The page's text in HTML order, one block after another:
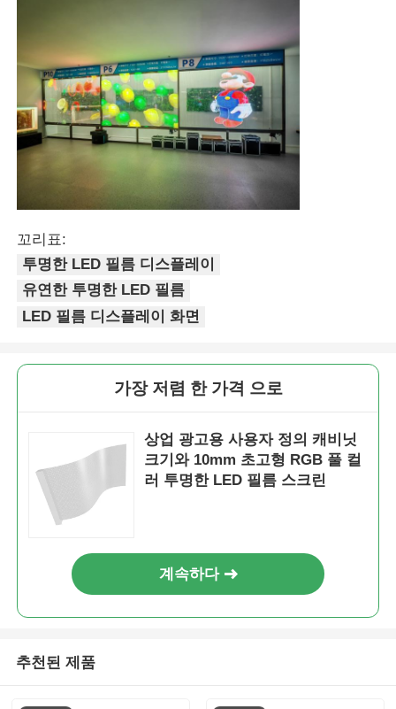
꼬리표:
투명한 LED 필름 디스플레이
유연한 투명한 LED 필름
LED 필름 디스플레이 화면
가장 저렴 한 가격 으로
상업 광고용 사용자 정의 캐비닛
크기와 10mm 초고형 RGB 풀 컬
러 투명한 LED 필름 스크린
계속하다
추천된 제품